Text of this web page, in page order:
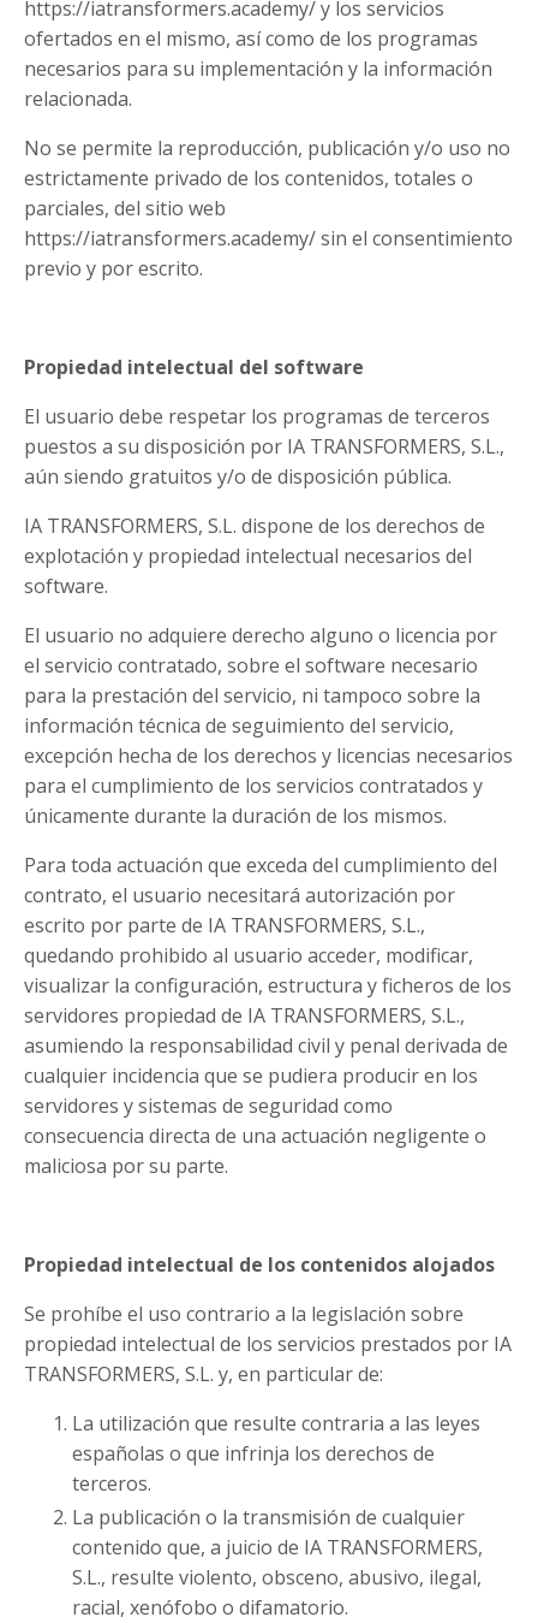
https://iatransformers.academy/ y los servicios
ofertados en el mismo, así como de los programas
necesarios para su implementación y la información
relacionada.
No se permite la reproducción, publicación y/o uso no
estrictamente privado de los contenidos, totales o
parciales, del sitio web
https://iatransformers.academy/ sin el consentimiento
previo y por escrito.
Propiedad intelectual del software
El usuario debe respetar los programas de terceros
puestos a su disposición por IA TRANSFORMERS, S.L.,
aún siendo gratuitos y/o de disposición pública.
IA TRANSFORMERS, S.L. dispone de los derechos de
explotación y propiedad intelectual necesarios del
software.
El usuario no adquiere derecho alguno o licencia por
el servicio contratado, sobre el software necesario
para la prestación del servicio, ni tampoco sobre la
información técnica de seguimiento del servicio,
excepción hecha de los derechos y licencias necesarios
para el cumplimiento de los servicios contratados y
únicamente durante la duración de los mismos.
Para toda actuación que exceda del cumplimiento del
contrato, el usuario necesitará autorización por
escrito por parte de IA TRANSFORMERS, S.L.,
quedando prohibido al usuario acceder, modificar,
visualizar la configuración, estructura y ficheros de los
servidores propiedad de IA TRANSFORMERS, S.L.,
asumiendo la responsabilidad civil y penal derivada de
cualquier incidencia que se pudiera producir en los
servidores y sistemas de seguridad como
consecuencia directa de una actuación negligente o
maliciosa por su parte.
Propiedad intelectual de los contenidos alojados
Se prohíbe el uso contrario a la legislación sobre
propiedad intelectual de los servicios prestados por IA
TRANSFORMERS, S.L. y, en particular de:
La utilización que resulte contraria a las leyes
españolas o que infrinja los derechos de
terceros.
La publicación o la transmisión de cualquier
contenido que, a juicio de IA TRANSFORMERS,
S.L., resulte violento, obsceno, abusivo, ilegal,
racial, xenófobo o difamatorio.